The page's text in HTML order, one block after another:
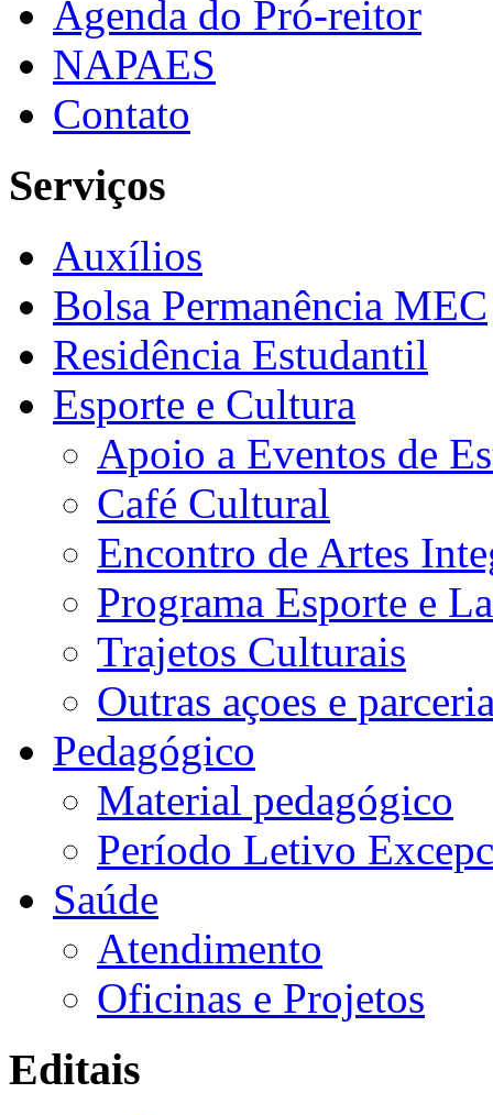
Agenda do Pró-reitor
NAPAES
Contato
Serviços
Auxílios
Bolsa Permanência MEC
Residência Estudantil
Esporte e Cultura
Apoio a Eventos de
Café Cultural
Encontro de Artes
Programa Esporte e
Trajetos Culturais
Outras açoes e
Pedagógico
Material pedagógico
Período Letivo
Saúde
Atendimento
Oficinas e Projetos
Editais